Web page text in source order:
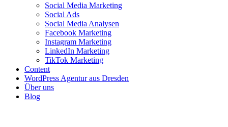
Social Media Marketing
Social Ads
Social Media Analysen
Facebook Marketing
Instagram Marketing
LinkedIn Marketing
TikTok Marketing
Content
WordPress Agentur aus Dresden
Über uns
Blog